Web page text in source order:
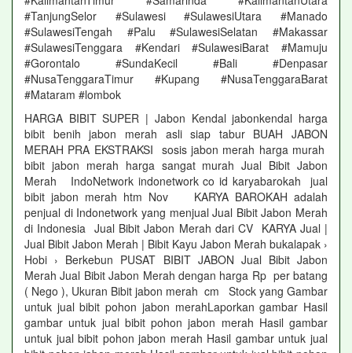
#TanjungSelor #Sulawesi #SulawesiUtara #Manado
#SulawesiTengah #Palu #SulawesiSelatan #Makassar
#SulawesiTenggara #Kendari #SulawesiBarat #Mamuju
#Gorontalo #SundaKecil #Bali #Denpasar
#NusaTenggaraTimur #Kupang #NusaTenggaraBarat
#Mataram #lombok
HARGA BIBIT SUPER | Jabon Kendal jabonkendal harga
bibit benih jabon merah asli siap tabur BUAH JABON
MERAH PRA EKSTRAKSI sosis jabon merah harga murah
bibit jabon merah harga sangat murah Jual Bibit Jabon
Merah IndoNetwork indonetwork co id karyabarokah jual
bibit jabon merah htm Nov KARYA BAROKAH adalah
penjual di Indonetwork yang menjual Jual Bibit Jabon Merah
di Indonesia Jual Bibit Jabon Merah dari CV KARYA Jual |
Jual Bibit Jabon Merah | Bibit Kayu Jabon Merah bukalapak ›
Hobi › Berkebun PUSAT BIBIT JABON Jual Bibit Jabon
Merah Jual Bibit Jabon Merah dengan harga Rp per batang
( Nego ), Ukuran Bibit jabon merah cm Stock yang Gambar
untuk jual bibit pohon jabon merahLaporkan gambar Hasil
gambar untuk jual bibit pohon jabon merah Hasil gambar
untuk jual bibit pohon jabon merah Hasil gambar untuk jual